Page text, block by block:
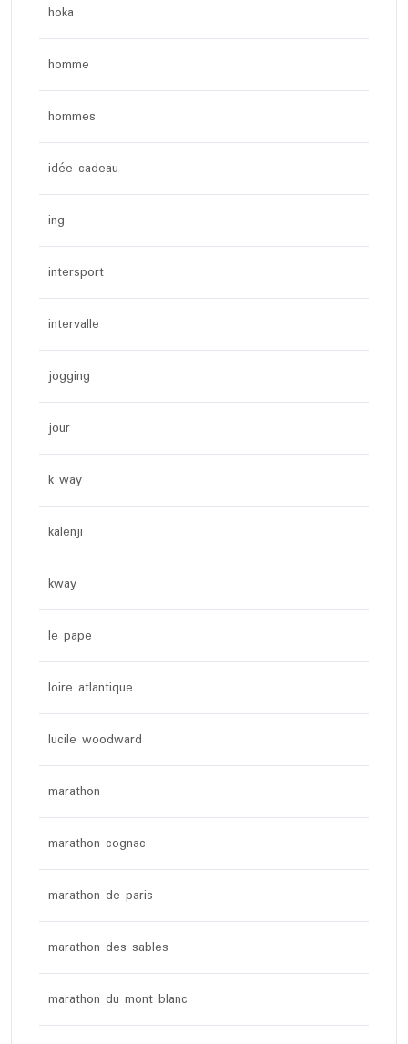
hoka
homme
hommes
idée cadeau
ing
intersport
intervalle
jogging
jour
k way
kalenji
kway
le pape
loire atlantique
lucile woodward
marathon
marathon cognac
marathon de paris
marathon des sables
marathon du mont blanc